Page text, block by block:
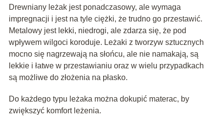
Drewniany leżak jest ponadczasowy, ale wymaga
impregnacji i jest na tyle ciężki, że trudno go przestawić.
Metalowy jest lekki, niedrogi, ale zdarza się, że pod
wpływem wilgoci koroduje. Leżaki z tworzyw sztucznych
mocno się nagrzewają na słońcu, ale nie namakają, są
lekkie i łatwe w przestawianiu oraz w wielu przypadkach
są możliwe do złożenia na płasko.
Do każdego typu leżaka można dokupić materac, by
zwiększyć komfort leżenia.